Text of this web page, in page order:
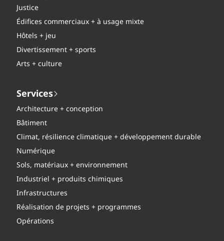
Justice
Édifices commerciaux + à usage mixte
Hôtels + jeu
Divertissement + sports
Arts + culture
Services
Architecture + conception
Bâtiment
Climat, résilience climatique + développement durable
Numérique
Sols, matériaux + environnement
Industriel + produits chimiques
Infrastructures
Réalisation de projets + programmes
Opérations